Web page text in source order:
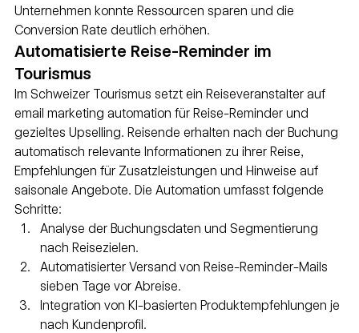
Unternehmen konnte Ressourcen sparen und die
Conversion Rate deutlich erhöhen.
Automatisierte Reise-Reminder im
Tourismus
Im Schweizer Tourismus setzt ein Reiseveranstalter auf
email marketing automation für Reise-Reminder und
gezieltes Upselling. Reisende erhalten nach der Buchung
automatisch relevante Informationen zu ihrer Reise,
Empfehlungen für Zusatzleistungen und Hinweise auf
saisonale Angebote. Die Automation umfasst folgende
Schritte:
Analyse der Buchungsdaten und Segmentierung
nach Reisezielen.
Automatisierter Versand von Reise-Reminder-Mails
sieben Tage vor Abreise.
Integration von KI-basierten Produktempfehlungen je
nach Kundenprofil.